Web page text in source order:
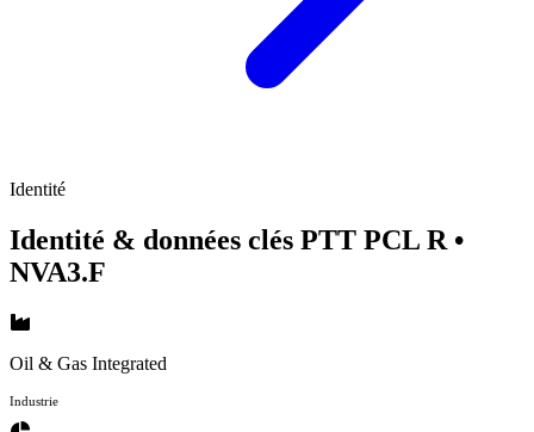
Identité
Identité & données clés PTT PCL R •
NVA3.F
Oil & Gas Integrated
Industrie